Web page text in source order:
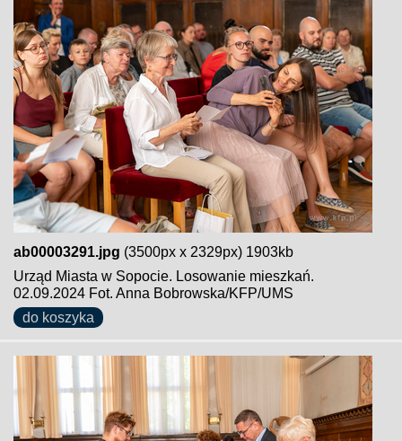
ab00003291.jpg (3500px x 2329px) 1903kb
Urząd Miasta w Sopocie. Losowanie mieszkań.
02.09.2024 Fot. Anna Bobrowska/KFP/UMS
do koszyka